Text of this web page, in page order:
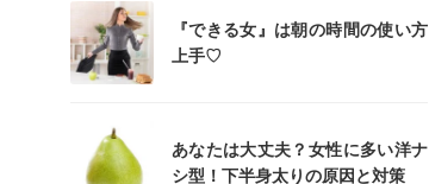
『できる女』は朝の時間の使い方
上手♡
あなたは大丈夫？女性に多い洋ナ
シ型！下半身太りの原因と対策